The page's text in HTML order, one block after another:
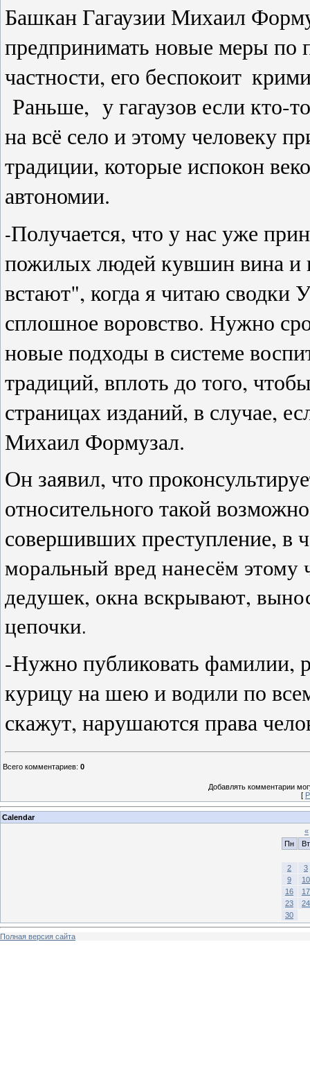
Башкан Гагаузии Михаил
предпринимать новые меры по
частности, его беспокоит
Раньше, у гагаузов если кто-
на всё село и этому человеку
традиции, которые испокон
автономии.
-Получается, что у нас уже
пожилых людей кувшин вина и
встают", когда я читаю
сплошное воровство. Нужно
новые подходы в системе
традиций, вплоть до того,
страницах изданий, в случае,
Михаил Формузал.
Он заявил, что
относительного такой
совершивших преступление, в
моральный вред нанесём этому
дедушек, окна вскрывают,
цепочки.
-Нужно публиковать фамилии,
курицу на шею и водили по
скажут, нарушаются права
Всего комментариев: 0
Добавлять комментарии
[
Calendar
«
Пн
Вт
2
3
9
10
16
17
23
24
30
Полная версия сайта